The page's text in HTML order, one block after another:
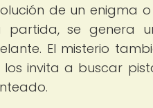
de un enigma
partida, se genera
El misterio
invita a buscar